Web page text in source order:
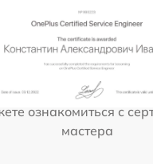
ознакомиться с
мастера